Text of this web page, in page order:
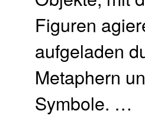
Figuren
aufgeladen
Metaphern
Symbole. …